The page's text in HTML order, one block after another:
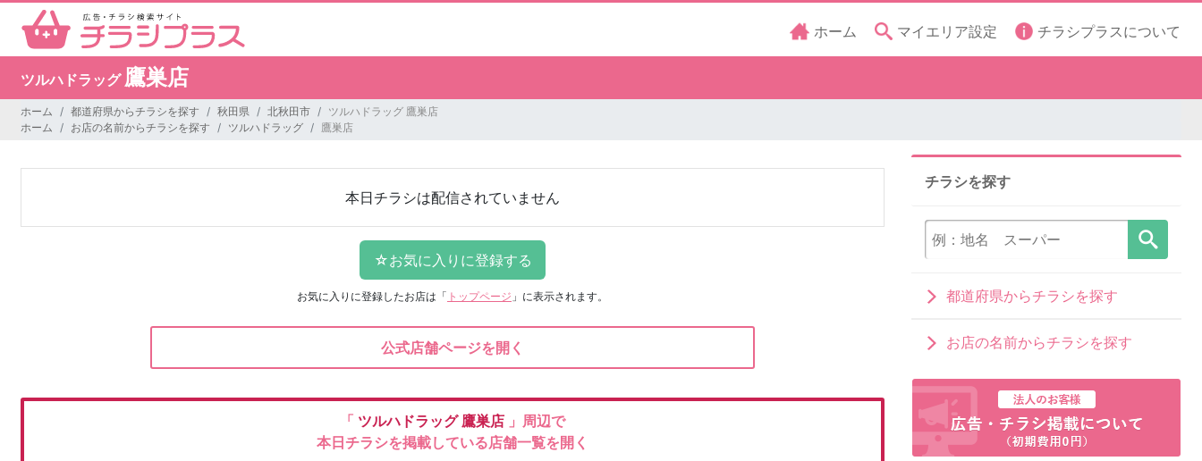
ホーム マイエリア設定 チラシプラスについて
ツルハドラッグ 鷹巣店
ホーム 都道府県からチラシを探す 秋田県 北秋田市
ツルハドラッグ 鷹巣店
ホーム
お店の名前からチラシを探す ツルハドラッグ 鷹巣店
本日チラシは配信されていません
お気に入りに登録したお店は 「 トップページ 」に表示されます。
公式店舗ページを開く
「 ツルハドラッグ 鷹巣店 」周辺で
本日チラシを掲載している店舗一覧を開く
チラシを探す
都道府県からチラシを探す
お店の名前からチラシを探す